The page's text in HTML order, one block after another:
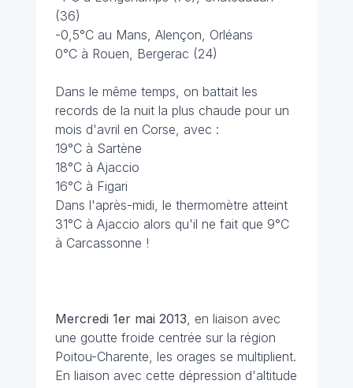
(36)
-0,5°C au Mans, Alençon, Orléans
0°C à Rouen, Bergerac (24)
Dans le même temps, on battait les
records de la nuit la plus chaude pour un
mois d'avril en Corse, avec :
19°C à Sartène
18°C à Ajaccio
16°C à Figari
Dans l'après-midi, le thermomètre atteint
31°C à Ajaccio alors qu'il ne fait que 9°C
à Carcassonne !
Mercredi 1er mai 2013, en liaison avec
une goutte froide centrée sur la région
Poitou-Charente, les orages se multiplient.
En liaison avec cette dépression d'altitude